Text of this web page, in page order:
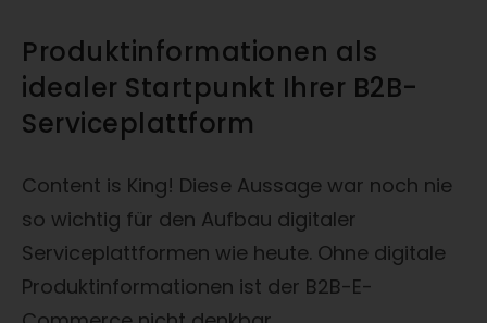
Produktinformationen als
idealer Startpunkt Ihrer B2B-
Serviceplattform
Content is King! Diese Aussage war noch nie
so wichtig für den Aufbau digitaler
Serviceplattformen wie heute. Ohne digitale
Produktinformationen ist der B2B-E-